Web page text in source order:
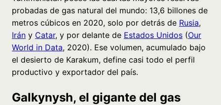
probadas de gas natural del mundo: 13,6 billones de
metros cúbicos en 2020, solo por detrás de Rusia,
Irán y Catar, y por delante de Estados Unidos (Our
World in Data, 2020). Ese volumen, acumulado bajo
el desierto de Karakum, define casi todo el perfil
productivo y exportador del país.
Galkynysh, el gigante del gas